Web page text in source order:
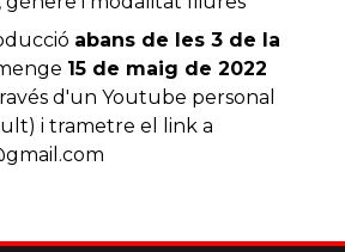
abans de les 3 de la
15 de maig de 2022
d'un Youtube personal
i trametre el link a